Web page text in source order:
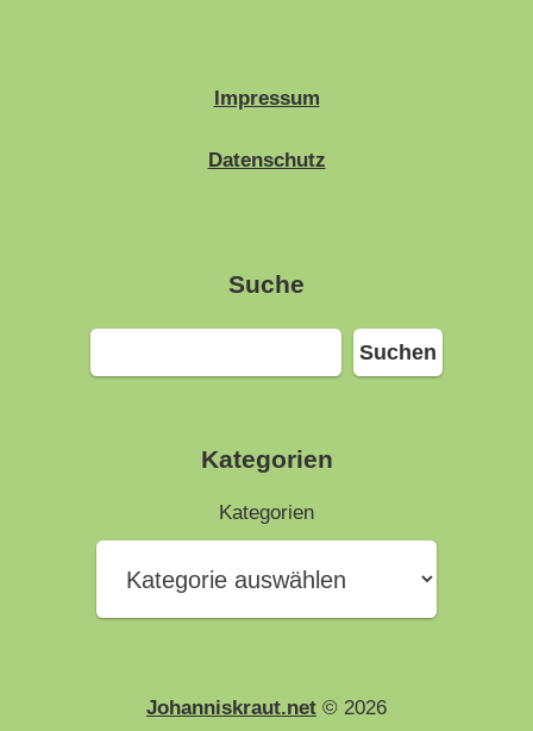
Impressum
Datenschutz
Suche
Suchen
Suchen
Kategorien
Kategorien
Johanniskraut.net © 2026